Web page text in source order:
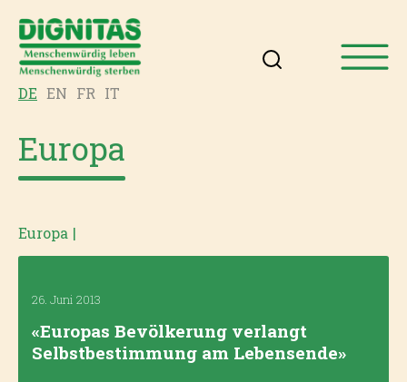
DE EN FR IT
Europa
Europa |
26. Juni 2013
«Europas Bevölkerung verlangt
Selbstbestimmung am Lebensende»